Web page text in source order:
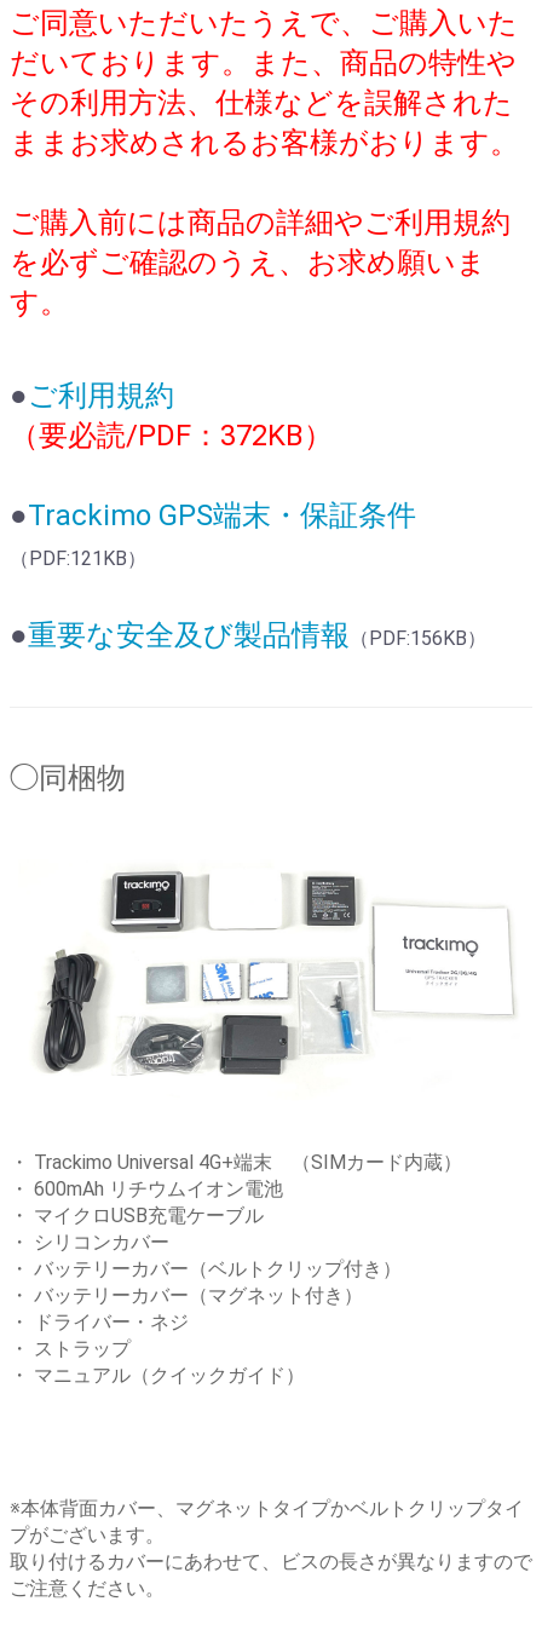
ご同意いただいたうえで、ご購入いた
だいております。また、商品の特性や
その利用方法、仕様などを誤解された
ままお求めされるお客様がおります。
ご購入前には商品の詳細やご利用規約
を必ずご確認のうえ、お求め願いま
す。
●ご利用規約
（要必読/PDF：372KB）
●Trackimo GPS端末・保証条件
（PDF:121KB）
●重要な安全及び製品情報 （PDF:156KB）
◯同梱物
・ Trackimo Universal 4G+端末 （SIMカード内蔵）
・ 600mAh リチウムイオン電池
・ マイクロUSB充電ケーブル
・ シリコンカバー
・ バッテリーカバー（ベルトクリップ付き）
・ バッテリーカバー（マグネット付き）
・ ドライバー・ネジ
・ ストラップ
・ マニュアル（クイックガイド）
※本体背面カバー、マグネットタイプかベルトクリップタイ
プがございます。
取り付けるカバーにあわせて、ビスの長さが異なりますので
ご注意ください。